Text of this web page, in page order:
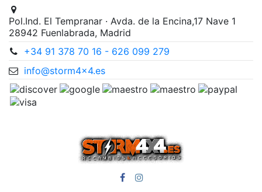
Pol.Ind. El Tempranar · Avda. de la Encina,17 Nave 1
28942 Fuenlabrada, Madrid
+34 91 378 70 16 - 626 099 279
info@storm4x4.es